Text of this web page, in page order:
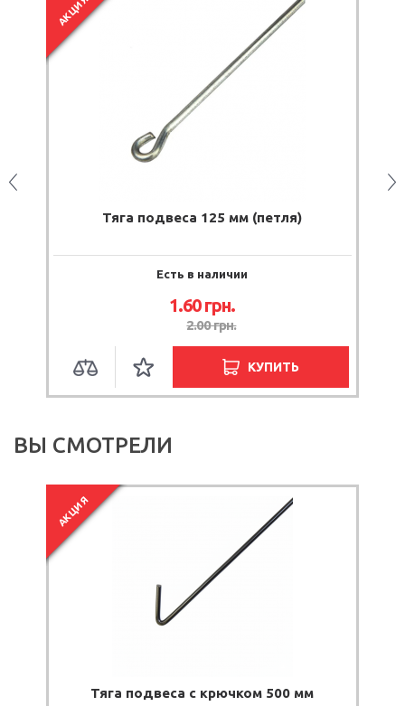
АКЦИЯ
Тяга подвеса 125 мм (петля)
Есть в наличии
1.60грн.
2.00грн.
КУПИТЬ
ВЫ СМОТРЕЛИ
АКЦИЯ
Тяга подвеса с крючком 500 мм